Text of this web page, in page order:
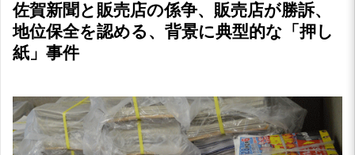
佐賀新聞と販売店の係争、販売店が勝訴、
地位保全を認める、背景に典型的な「押し
紙」事件